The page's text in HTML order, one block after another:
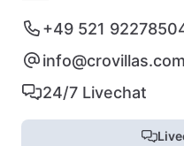
+49 521
info@crovillas.com
24/7 Livechat